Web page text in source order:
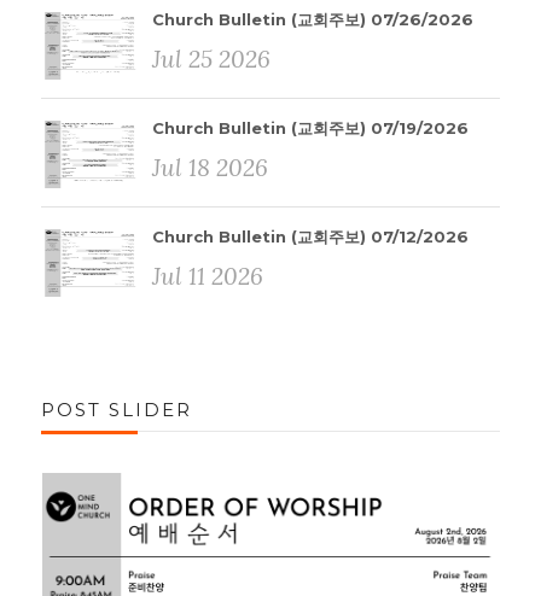
Church Bulletin (교회주보) 07/26/2026
Jul 25 2026
Church Bulletin (교회주보) 07/19/2026
Jul 18 2026
Church Bulletin (교회주보) 07/12/2026
Jul 11 2026
POST SLIDER